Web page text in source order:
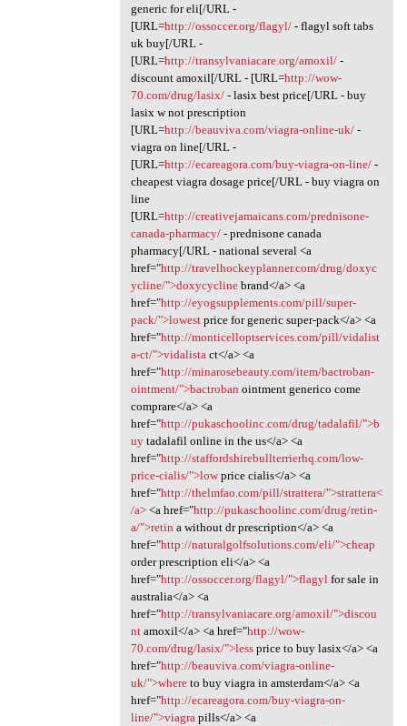
generic for eli[/URL -
[URL=http://ossoccer.org/flagyl/- flagyl soft tabs
uk buy[/URL -
[URL=http://transylvaniacare.org/amoxil/-
discount amoxil[/URL - [URL=http://wow-
70.com/drug/lasix/- lasix best price[/URL - buy
lasix w not prescription
[URL=http://beauviva.com/viagra-online-uk/-
viagra on line[/URL -
[URL=http://ecareagora.com/buy-viagra-on-line/-
cheapest viagra dosage price[/URL - buy viagra on
line
[URL=http://creativejamaicans.com/prednisone-
canada-pharmacy/- prednisone canada
pharmacy[/URL - national several <a
href="http://travelhockeyplanner.com/drug/doxyc
ycline/">doxycyclinebrand</a> <a
href="http://eyogsupplements.com/pill/super-
pack/">lowestprice for generic super-pack</a> <a
href="http://monticelloptservices.com/pill/vidalist
a-ct/">vidalista ct</a> <a
href="http://minarosebeauty.com/item/bactroban-
ointment/">bactroban ointment generico come
comprare</a> <a
href="http://pukaschoolinc.com/drug/tadalafil/">b
uytadalafil online in the us</a> <a
href="http://staffordshirebullterrierhq.com/low-
price-cialis/">lowprice cialis</a> <a
href="http://thelmfao.com/pill/strattera/">strattera<
/a><a href="http://pukaschoolinc.com/drug/retin-
a/">retin a without dr prescription</a> <a
href="http://naturalgolfsolutions.com/eli/">cheap
order prescription eli</a> <a
href="http://ossoccer.org/flagyl/">flagyl for sale in
australia</a> <a
href="http://transylvaniacare.org/amoxil/">discou
ntamoxil</a> <a href="http://wow-
70.com/drug/lasix/">lessprice to buy lasix</a> <a
href="http://beauviva.com/viagra-online-
uk/">whereto buy viagra in amsterdam</a> <a
href="http://ecareagora.com/buy-viagra-on-
line/">viagra pills</a> <a